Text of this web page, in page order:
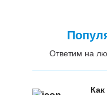
Ответим на